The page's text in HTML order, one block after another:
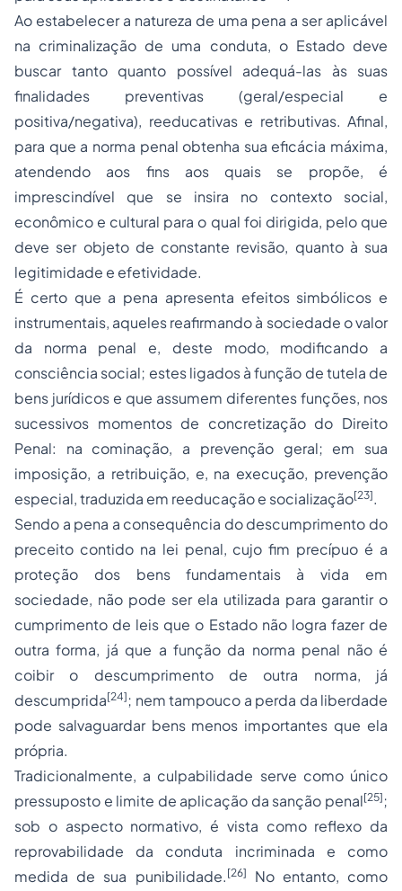
Ao estabelecer a natureza de uma pena a ser aplicável
na criminalização de uma conduta, o Estado deve
buscar tanto quanto possível adequá-las às suas
finalidades preventivas (geral/especial e
positiva/negativa), reeducativas e retributivas. Afinal,
para que a norma penal obtenha sua eficácia máxima,
atendendo aos fins aos quais se propõe, é
imprescindível que se insira no contexto social,
econômico e cultural para o qual foi dirigida, pelo que
deve ser objeto de constante revisão, quanto à sua
legitimidade e efetividade.
É certo que a pena apresenta efeitos simbólicos e
instrumentais, aqueles reafirmando à sociedade o valor
da norma penal e, deste modo, modificando a
consciência social; estes ligados à função de tutela de
bens jurídicos e que assumem diferentes funções, nos
sucessivos momentos de concretização do Direito
Penal: na cominação, a prevenção geral; em sua
imposição, a retribuição, e, na execução, prevenção
especial, traduzida em reeducação e socialização[23].
Sendo a pena a consequência do descumprimento do
preceito contido na lei penal, cujo fim precípuo é a
proteção dos bens fundamentais à vida em
sociedade, não pode ser ela utilizada para garantir o
cumprimento de leis que o Estado não logra fazer de
outra forma, já que a função da norma penal não é
coibir o descumprimento de outra norma, já
descumprida[24] ; nem tampouco a perda da liberdade
pode salvaguardar bens menos importantes que ela
própria.
Tradicionalmente, a culpabilidade serve como único
pressuposto e limite de aplicação da sanção penal[25] ;
sob o aspecto normativo, é vista como reflexo da
reprovabilidade da conduta incriminada e como
medida de sua punibilidade. [26]
No entanto, como